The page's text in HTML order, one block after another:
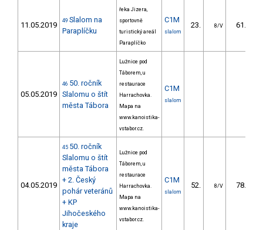
11.05.2019 49 Slalom na
Paraplíčku
řeka Jizera,
sportovně
turistický areál
Paraplíčko
C1M
slalom
23. 8/V 61.60
05.05.2019
46 50. ročník
Slalomu o štít
města Tábora
Lužnice pod
Táborem, u
restaurace
Harrachovka.
Mapa na
www.kanoistika-
vstabor.cz.
C1M
slalom
04.05.2019
45 50. ročník
Slalomu o štít
města Tábora
+ 2. Český
pohár veteránů
+ KP
Jihočeského
kraje
Lužnice pod
Táborem, u
restaurace
Harrachovka.
Mapa na
www.kanoistika-
vstabor.cz.
C1M
slalom
52. 8/V 78.47